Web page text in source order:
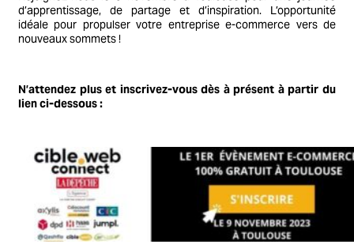
d’apprentissage, de partage et d’inspiration. L’opportunité
idéale pour propulser votre entreprise e-commerce vers de
nouveaux sommets !
N’attendez plus et inscrivez-vous dès à présent à partir du
lien ci-dessous :